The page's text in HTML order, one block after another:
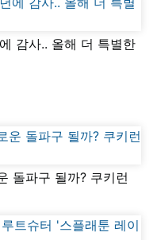
감사.. 올해 더 특별한
돌파구 될까? 쿠키런